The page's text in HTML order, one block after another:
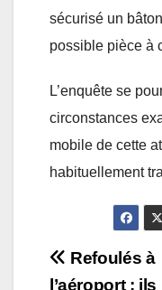
sécurisé un
possible pièce à
L’enquête se
circonstances
mobile de cette
habituellement
Post
Refoulés à
l’aéroport : ils